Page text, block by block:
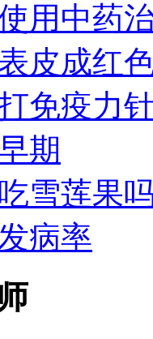
用中药
皮成红
免疫力
期
雪莲果
病率